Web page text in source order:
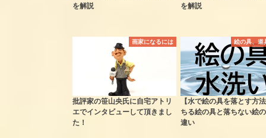
を解説
を解説
画家になるには
批評家の笹山央氏に自宅アトリ
エでインタビューして頂きまし
た！
絵の具、道
【水で絵の具を落とす方
ちる絵の具と落ちない絵
違い